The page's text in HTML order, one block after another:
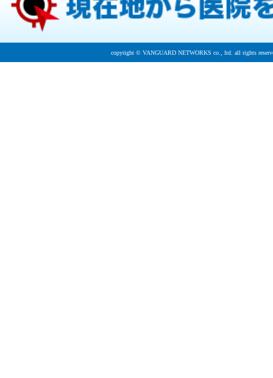
copyright © VANGUARD NETWORKS co., ltd. all rights